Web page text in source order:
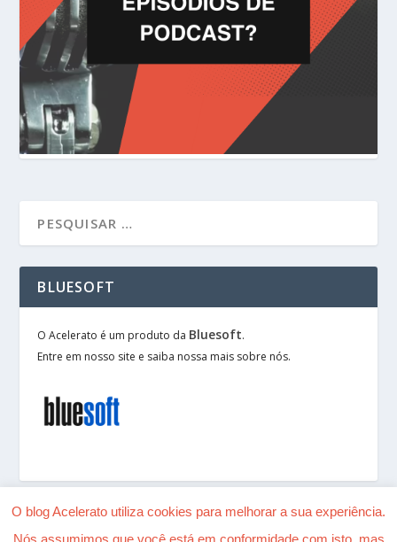
BLUESOFT
O Acelerato é um produto da Bluesoft.
Entre em nosso site e saiba nossa mais sobre nós.
O blog Acelerato utiliza cookies para melhorar a sua experiência.
Nós assumimos que você está em conformidade com isto, mas